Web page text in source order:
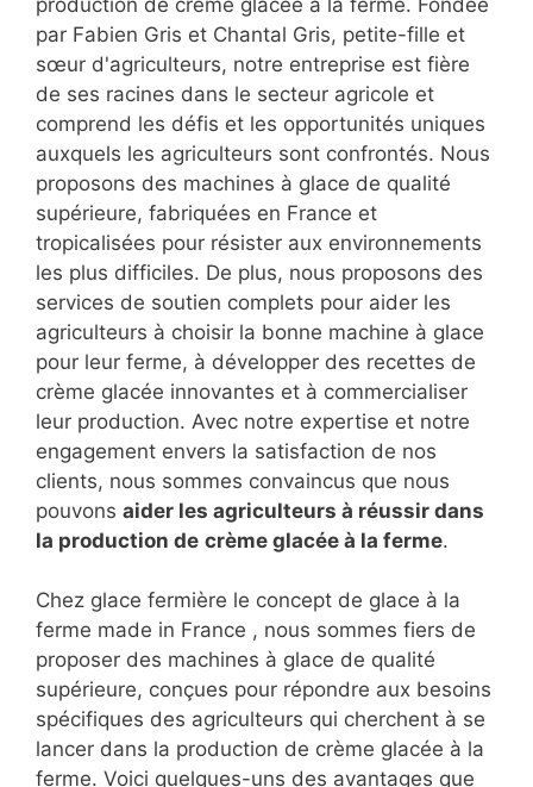
par Fabien Gris et Chantal Gris, petite-fille et
sœur d'agriculteurs, notre entreprise est fière
de ses racines dans le secteur agricole et
comprend les défis et les opportunités uniques
auxquels les agriculteurs sont confrontés. Nous
proposons des machines à glace de qualité
supérieure, fabriquées en France et
tropicalisées pour résister aux environnements
les plus difficiles. De plus, nous proposons des
services de soutien complets pour aider les
agriculteurs à choisir la bonne machine à glace
pour leur ferme, à développer des recettes de
crème glacée innovantes et à commercialiser
leur production. Avec notre expertise et notre
engagement envers la satisfaction de nos
clients, nous sommes convaincus que nous
pouvons aider les agriculteurs à réussir dans
la production de crème glacée à la ferme.
Chez glace fermière le concept de glace à la
ferme made in France , nous sommes fiers de
proposer des machines à glace de qualité
supérieure, conçues pour répondre aux besoins
spécifiques des agriculteurs qui cherchent à se
lancer dans la production de crème glacée à la
ferme. Voici quelques-uns des avantages que